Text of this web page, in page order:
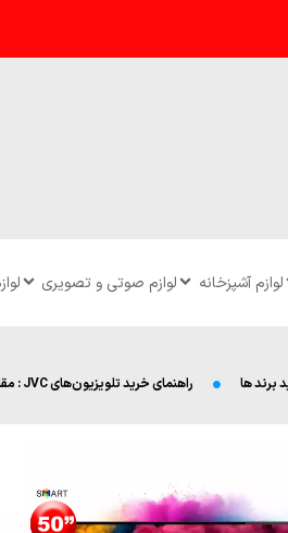
لوازم آشپزخانه لوازم صوتی و تصویری
ها راهنمای خرید تلویزیون‌های JVC : مقایسه مدل‌های LT و QLT، نقاط قوت و نکات مهم پیش از خرید